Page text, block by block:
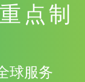
点制
球服务